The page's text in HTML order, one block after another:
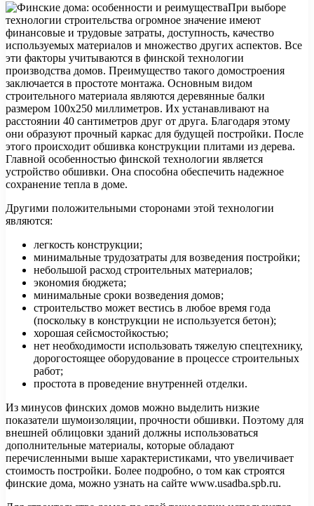
При выборе
технологии строительства огромное значение имеют
финансовые и трудовые затраты, доступность, качество
используемых материалов и множество других аспектов. Все
эти факторы учитываются в финской технологии
производства домов. Преимущество такого домостроения
заключается в простоте монтажа. Основным видом
строительного материала являются деревянные балки
размером 100х250 миллиметров. Их устанавливают на
расстоянии 40 сантиметров друг от друга. Благодаря этому
они образуют прочный каркас для будущей постройки. После
этого происходит обшивка конструкции плитами из дерева.
Главной особенностью финской технологии является
устройство обшивки. Она способна обеспечить надежное
сохранение тепла в доме.
Другими положительными сторонами этой технологии
являются:
легкость конструкции;
минимальные трудозатраты для возведения постройки;
небольшой расход строительных материалов;
экономия бюджета;
минимальные сроки возведения домов;
строительство может вестись в любое время года
(поскольку в конструкции не используется бетон);
хорошая сейсмостойкостью;
нет необходимости использовать тяжелую спецтехнику,
дорогостоящее оборудование в процессе строительных
работ;
простота в проведение внутренней отделки.
Из минусов финских домов можно выделить низкие
показатели шумоизоляции, прочности обшивки. Поэтому для
внешней облицовки зданий должны использоваться
дополнительные материалы, которые обладают
перечисленными выше характеристиками, что увеличивает
стоимость постройки. Более подробно, о том как строятся
финские дома, можно узнать на сайте www.usadba.spb.ru.